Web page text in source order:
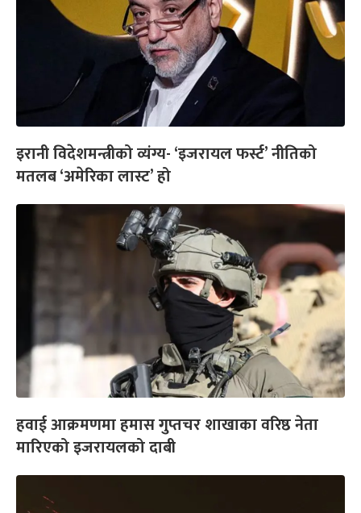
इरानी विदेशमन्त्रीको व्यंग्य- ‘इजरायल फर्स्ट’ नीतिको
मतलब ‘अमेरिका लास्ट’ हो
हवाई आक्रमणमा हमास गुप्तचर शाखाका वरिष्ठ नेता
मारिएको इजरायलको दाबी